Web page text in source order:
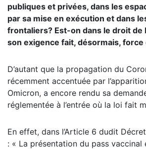
publiques et privées, dans les
par sa mise en exécution et dans
frontaliers? Est-on dans le droit de
son exigence fait, désormais, force
D’autant que la propagation du
récemment accentuée par
Omicron, a encore rendu sa
réglementée à l’entrée où la loi fait
En effet, dans l’Article 6 dudit
: « La présentation du pass vaccinal